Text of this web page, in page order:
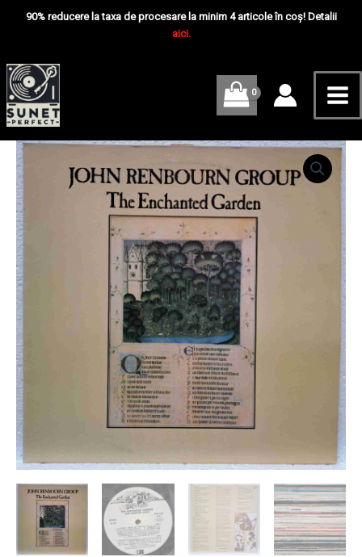
90% reducere la taxa de procesare la minim 4 articole în coș! Detalii
aici.
Cantitate
John
Renbourn
Group
–
The
Enchanted
Garden
-
Disc
VINIL
VG
VG+
The
VG+